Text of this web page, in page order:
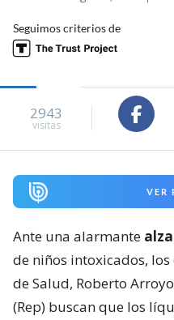
Seguimos criterios de
2943
visitas
VER
Ante una alarmante
de niños intoxicados,
de Salud, Roberto
(Rep) buscan que los